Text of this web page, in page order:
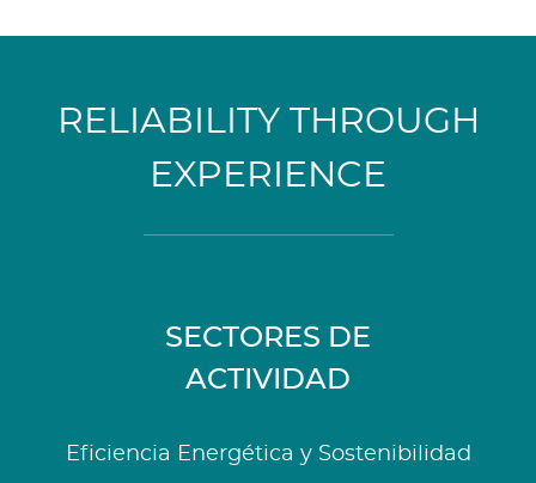
RELIABILITY THROUGH
EXPERIENCE
SECTORES DE
ACTIVIDAD
Eficiencia Energética y Sostenibilidad